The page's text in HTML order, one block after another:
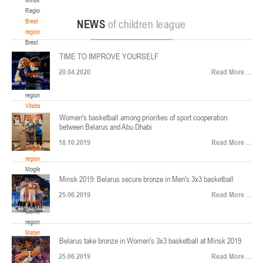
Region
Brest
region
Brest
region
Grodno
region
Grodno
region
Vitebsk
region
Vitebsk
region
Mogilev
region
Mogilev
region
Gomel
region
Gomel
region
Materials
for
coaches
ул. Ленинградская, 4
Минск
Финал четырех – юноши 2014-2015 гг.р., Дивизион 2, 22-24 апреля 2026 г., г.
Минск, ул. Стадионная, 3
U-12, девушки
V тур – девушки 2014-2015 гг.р., Дивизион 1, 17-19 апреля 2026 г., г. Гомель,
ул. Б.Хмельницкого, 118а
Минск
Финал 4-х – девушки 2010-2011 гг.р., Дивизион 2, 14-16 апреля 2026 г., г.
Минск, ул. Стадионная, 3
NEWS of children league
TIME TO IMPROVE YOURSELF
20.04.2020 Read More ...
Women's basketball among priorities of sport cooperation
between Belarus and Abu Dhabi
18.10.2019 Read More ...
Minsk 2019: Belarus secure bronze in Men's 3x3 basketball
25.06.2019 Read More ...
Belarus take bronze in Women's 3x3 basketball at Minsk 2019
25.06.2019 Read More ...